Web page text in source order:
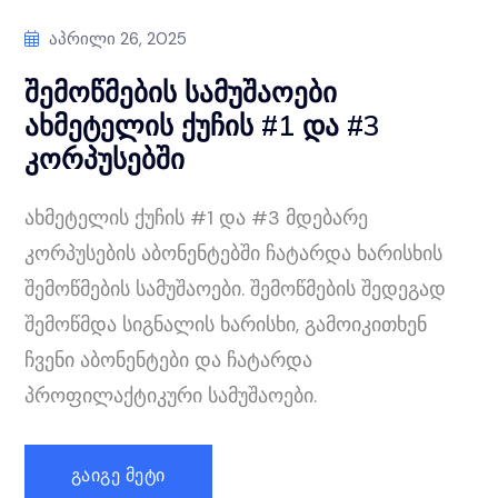
Აპრილი 26, 2025
შემოწმების სამუშაოები
ახმეტელის ქუჩის #1 და #3
კორპუსებში
ახმეტელის ქუჩის #1 და #3 მდებარე
კორპუსების აბონენტებში ჩატარდა ხარისხის
შემოწმების სამუშაოები. შემოწმების შედეგად
შემოწმდა სიგნალის ხარისხი, გამოიკითხენ
ჩვენი აბონენტები და ჩატარდა
პროფილაქტიკური სამუშაოები.
ᲒᲐᲘᲒᲔ ᲛᲔᲢᲘ